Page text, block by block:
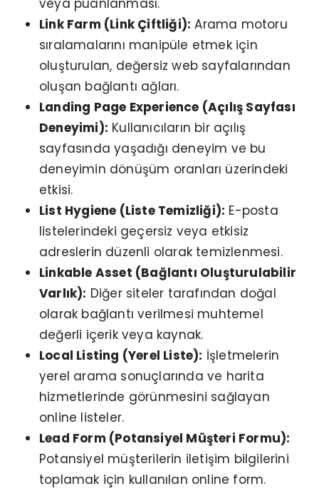
veya puanlanması.
Link Farm (Link Çiftliği): Arama motoru
sıralamalarını manipüle etmek için
oluşturulan, değersiz web sayfalarından
oluşan bağlantı ağları.
Landing Page Experience (Açılış Sayfası
Deneyimi): Kullanıcıların bir açılış
sayfasında yaşadığı deneyim ve bu
deneyimin dönüşüm oranları üzerindeki
etkisi.
List Hygiene (Liste Temizliği): E-posta
listelerindeki geçersiz veya etkisiz
adreslerin düzenli olarak temizlenmesi.
Linkable Asset (Bağlantı Oluşturulabilir
Varlık): Diğer siteler tarafından doğal
olarak bağlantı verilmesi muhtemel
değerli içerik veya kaynak.
Local Listing (Yerel Liste): İşletmelerin
yerel arama sonuçlarında ve harita
hizmetlerinde görünmesini sağlayan
online listeler.
Lead Form (Potansiyel Müşteri Formu):
Potansiyel müşterilerin iletişim bilgilerini
toplamak için kullanılan online form.